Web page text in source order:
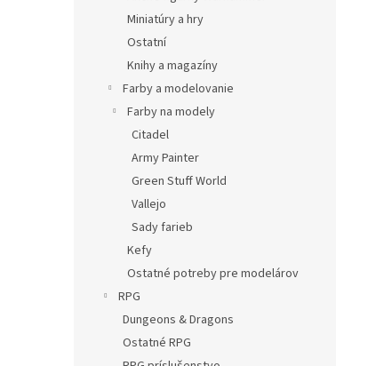
Miniatúry a hry
Ostatní
Knihy a magazíny
Farby a modelovanie
Farby na modely
Citadel
Army Painter
Green Stuff World
Vallejo
Sady farieb
Kefy
Ostatné potreby pre modelárov
RPG
Dungeons & Dragons
Ostatné RPG